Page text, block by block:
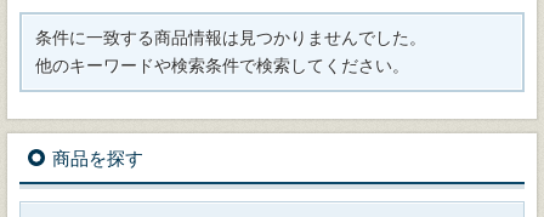
条件に一致する商品情報は見つかりませんでした。
他のキーワードや検索条件で検索してください。
商品を探す